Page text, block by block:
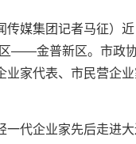
传媒集团记者马征）
——金普新区。市政
业家代表、市民营企
一代企业家先后走进